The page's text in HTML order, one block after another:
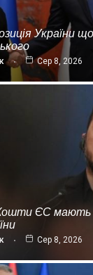
України
Сер 8, 2026
ЄС мають
Сер 8, 2026